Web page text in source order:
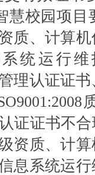
慧校园项
质、计算
统运行
理认证证
证证书不
资质、计
息系统运